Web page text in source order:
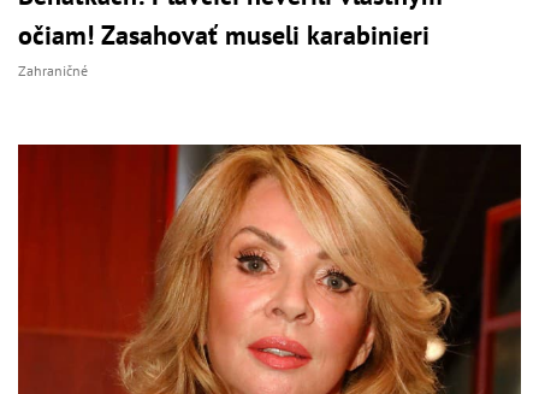
očiam! Zasahovať museli karabinieri
Zahraničné